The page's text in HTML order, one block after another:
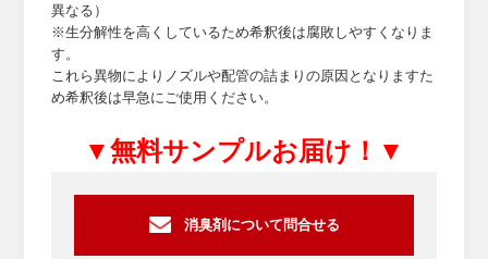
異なる）
※生分解性を高くしているため希釈後は腐敗しやすくなりま
す。
これら異物によりノズルや配管の詰まりの原因となりますた
め希釈後は早急にご使用ください。
▼無料サンプルお届け！▼
消臭剤について問合せる